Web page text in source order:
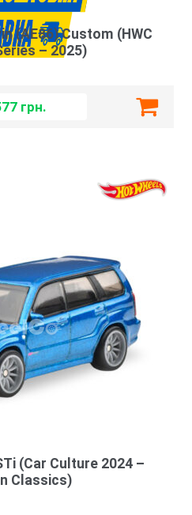
(AE86) Custom (HWC
– 2025)
грн.
(Car Culture 2024 –
Classics)